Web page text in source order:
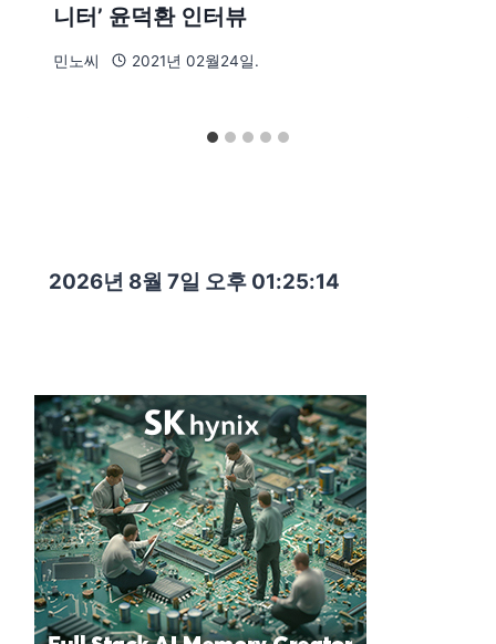
니터’ 윤덕환 인터뷰
민노씨 2021년 02월24일.
2026년 8월 7일 오후 01:25:15